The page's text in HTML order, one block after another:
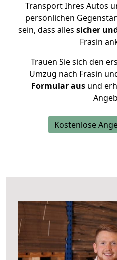
Transport Ihres Autos
persönlichen
sein, dass alles sicher
Frasin
Trauen Sie sich den
Umzug nach Frasin
Formular ausund
Kostenlose